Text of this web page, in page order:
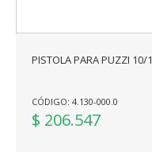
PISTOLA PARA PUZZI 10/1
CÓDIGO: 4.130-000.0
$ 206.547